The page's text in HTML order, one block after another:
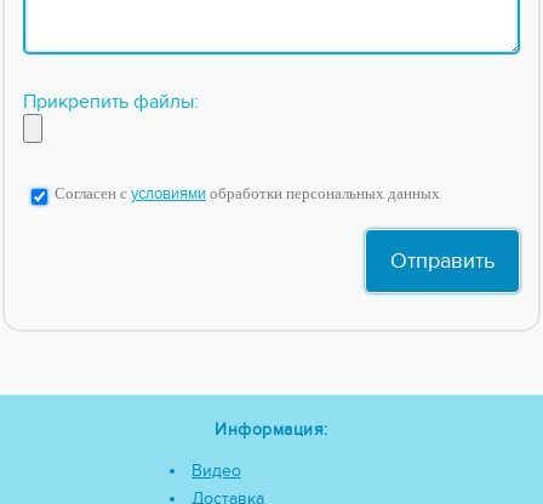
Прикрепить файлы:
Согласен с условиями обработки персональных данных
Информация:
Видео
Доставка